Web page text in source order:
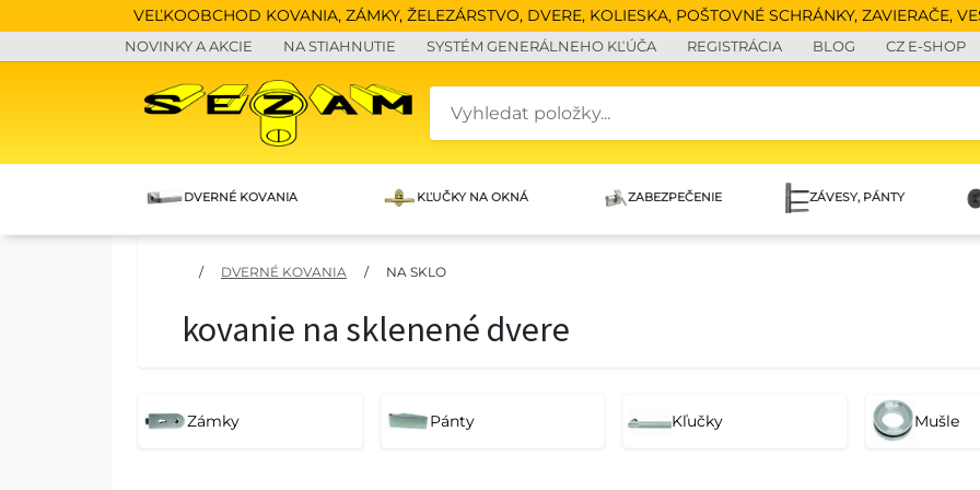
VEĽKOOBCHOD KOVANIA, ZÁMKY, ŽELEZÁRSTVO, DVERE, KOLIESKA, POŠTOVNÉ SCHRÁNKY, ZAVIERAČE,
NOVINKY A AKCIE NA STIAHNUTIE SYSTÉM GENERÁLNEHO KĽÚČA REGISTRÁCIA BLOG CZ E-SHOP
DVERNÉ KOVANIA KĽUČKY NA OKNÁ ZABEZPEČENIE ZÁVESY, PÁNTY
/ DVERNÉ KOVANIA / NA SKLO
kovanie na sklenené dvere
Zámky Pánty Kľučky Mušle